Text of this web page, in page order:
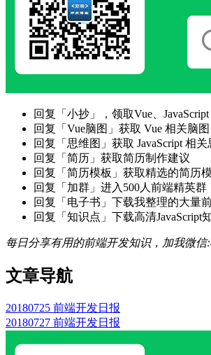
回复「小抄」，领取Vue、
回复「Vue脑图」获取 Vue 相关脑图
回复「思维图」获取 JavaScript 相关
回复「简历」获取简历制作建议
回复「简历模板」获取精选的简历
回复「加群」进入500人前端精英群
回复「电子书」下载我整理的大量
回复「知识点」下载高清JavaScript
每日分享有用的前端开发知识，加我微信
文章导航
20180725 前端开发日报
20180727 前端开发日报